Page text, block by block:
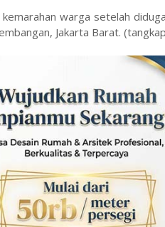
warga setelah
Jakarta Barat.